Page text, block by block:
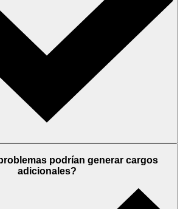
podrían generar cargos
adicionales?